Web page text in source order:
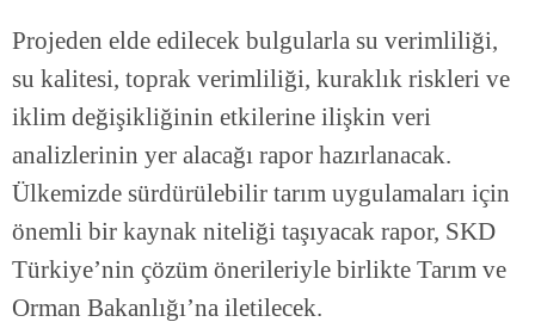
Projeden elde edilecek bulgularla su verimliliği,
su kalitesi, toprak verimliliği, kuraklık riskleri ve
iklim değişikliğinin etkilerine ilişkin veri
analizlerinin yer alacağı rapor hazırlanacak.
Ülkemizde sürdürülebilir tarım uygulamaları için
önemli bir kaynak niteliği taşıyacak rapor, SKD
Türkiye’nin çözüm önerileriyle birlikte Tarım ve
Orman Bakanlığı’na iletilecek.